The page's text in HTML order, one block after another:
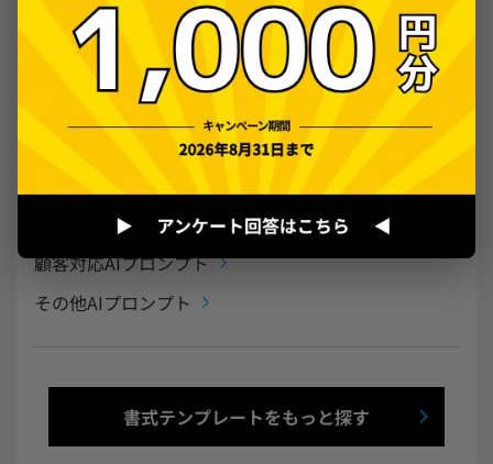
営業AIプロンプト
マーケティングAIプロンプト
人事・採用AIプロンプト
経理・財務AIプロンプト
IT・システムAIプロンプト
顧客対応AIプロンプト
その他AIプロンプト
書式テンプレートをもっと探す